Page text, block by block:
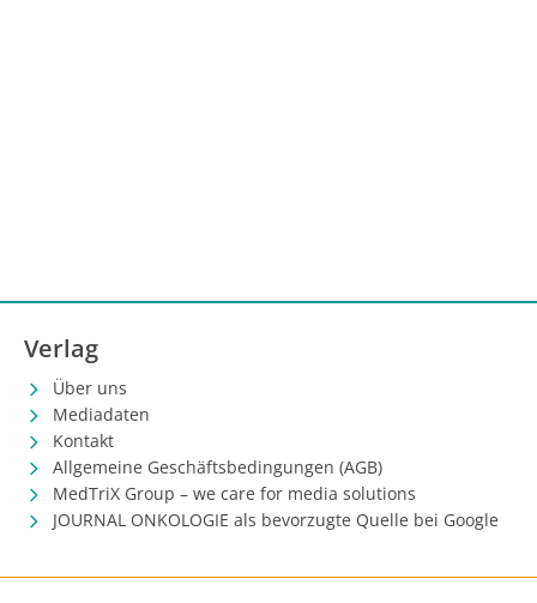
Verlag
Über uns
Mediadaten
Kontakt
Allgemeine Geschäftsbedingungen (AGB)
MedTriX Group – we care for media solutions
JOURNAL ONKOLOGIE als bevorzugte Quelle bei Google